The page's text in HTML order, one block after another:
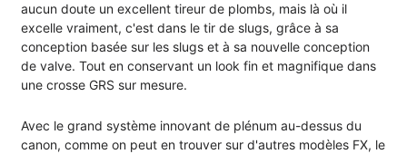
aucun doute un excellent tireur de plombs, mais là où il
excelle vraiment, c'est dans le tir de slugs, grâce à sa
conception basée sur les slugs et à sa nouvelle conception
de valve. Tout en conservant un look fin et magnifique dans
une crosse GRS sur mesure.
Avec le grand système innovant de plénum au-dessus du
canon, comme on peut en trouver sur d'autres modèles FX, le